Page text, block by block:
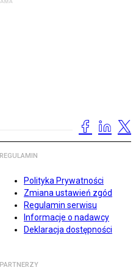
REGULAMIN
Polityka Prywatności
Zmiana ustawień zgód
Regulamin serwisu
Informacje o nadawcy
Deklaracja dostępności
PARTNERZY